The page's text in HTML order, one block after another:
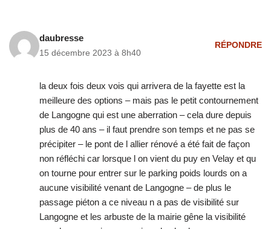
daubresse
15 décembre 2023 à 8h40
RÉPONDRE
la deux fois deux vois qui arrivera de la fayette est la
meilleure des options – mais pas le petit contournement
de Langogne qui est une aberration – cela dure depuis
plus de 40 ans – il faut prendre son temps et ne pas se
précipiter – le pont de l allier rénové a été fait de façon
non réfléchi car lorsque l on vient du puy en Velay et qu
on tourne pour entrer sur le parking poids lourds on a
aucune visibilité venant de Langogne – de plus le
passage piéton a ce niveau n a pas de visibilité sur
Langogne et les arbuste de la mairie gêne la visibilité